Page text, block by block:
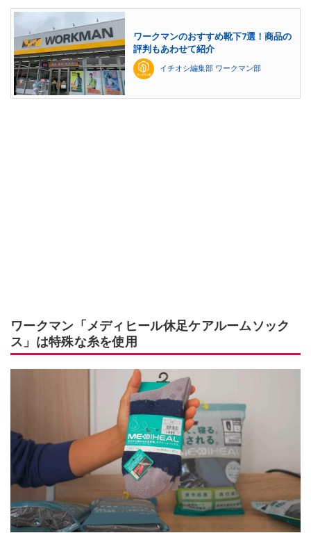
ワークマンのおすすめ靴下7選！商品の
評判もあわせて紹介
イチオシ編集部 ワークマン部
ワークマン「メディヒール休足ケアルームソック
ス」は特殊な糸を使用